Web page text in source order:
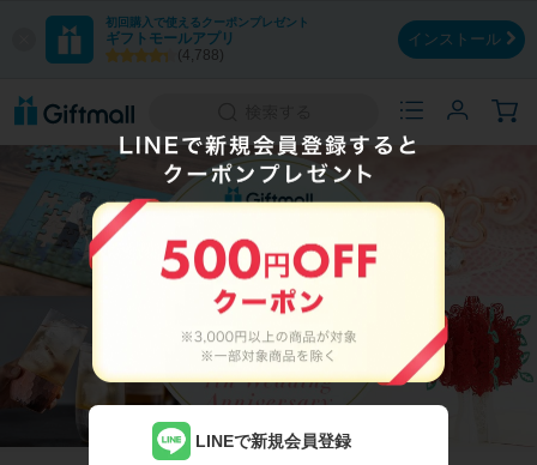
初回購入で使えるクーポンプレゼント
ギフトモールアプリ
(4,788)
インストール
LINEで新規会員登録